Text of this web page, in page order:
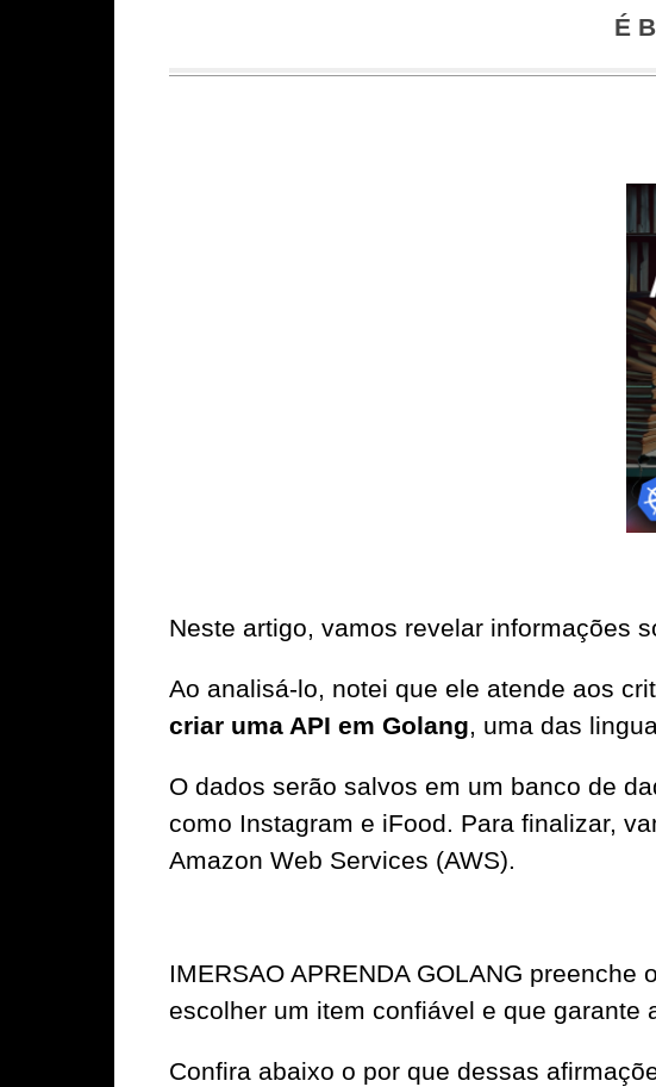
É
Neste artigo, vamos revelar informações
Ao analisá-lo, notei que ele atende aos
criar uma API em Golang, uma das
O dados serão salvos em um banco de
como Instagram e iFood. Para finalizar,
Amazon Web Services (AWS).
IMERSAO APRENDA GOLANG
escolher um item confiável e que garante
Confira abaixo o por que dessas